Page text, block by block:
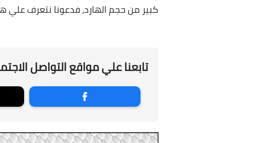
كبير من حجم الهارد، فدعونا نتعرف
تابعنا علي مواقع التواصل